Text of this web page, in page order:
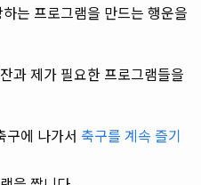
는 프로그램을 만드는 행운을
과 제가 필요한 프로그램들을
구에 나가서 축구를 계속 즐기